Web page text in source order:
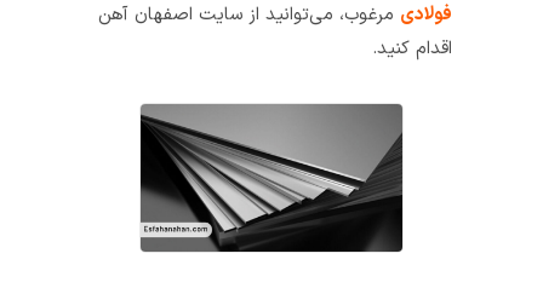
مرغوب، می‌توانید از سایت اصفهان آهن
اقدام کنید.